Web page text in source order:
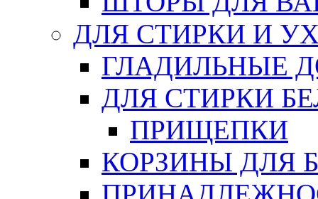
ДЛЯ СТИРКИ И
ГЛАДИЛЬНЫЕ
ДЛЯ СТИРКИ
ПРИЩЕПКИ
КОРЗИНЫ ДЛЯ